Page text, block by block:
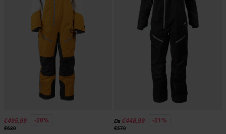
€495,99 -20%
€620
Da €448,99 -21%
€570